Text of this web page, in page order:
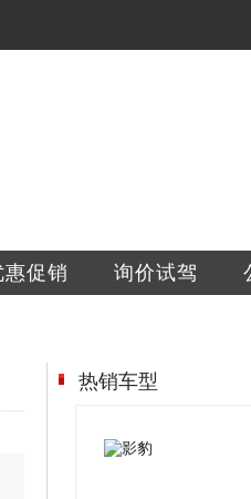
惠促销 询价试驾
热销车型